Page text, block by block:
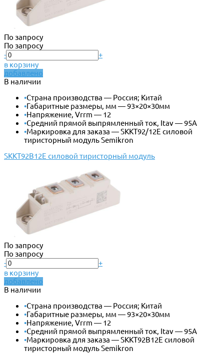
По запросу
По запросу
-
+
в корзину
добавлено
В наличии
•Страна производства — Россия; Китай
•Габаритные размеры, мм — 93×20×30мм
•Напряжение, Vrrm — 12
•Средний прямой выпрямленный ток, Itav — 95А
•Маркировка для заказа — SKKT92/12E силовой
тиристорный модуль Semikron
SKKT92B12E силовой тиристорный модуль
По запросу
По запросу
-
+
в корзину
добавлено
В наличии
•Страна производства — Россия; Китай
•Габаритные размеры, мм — 93×20×30мм
•Напряжение, Vrrm — 12
•Средний прямой выпрямленный ток, Itav — 95А
•Маркировка для заказа — SKKT92B12E силовой
тиристорный модуль Semikron